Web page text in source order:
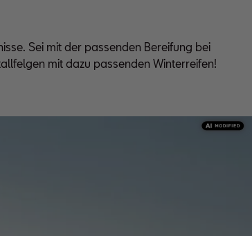
Sei mit der passenden Bereifung bei
mit dazu passenden Winterreifen!